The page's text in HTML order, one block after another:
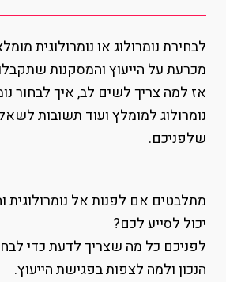
לבחירת נומרולוג או נומרולוגית
מכרעת על הייעוץ והמסקנות
אז למה צריך לשים לב, איך לבחור
נומרולוג למומלץ ועוד תשובות
שלפניכם.
מתלבטים אם לפנות אל נומרולוגית
יכול לסייע לכם?
לפניכם כל מה שצריך לדעת כדי
הנכון ולמה לצפות בפגישת הייעוץ.